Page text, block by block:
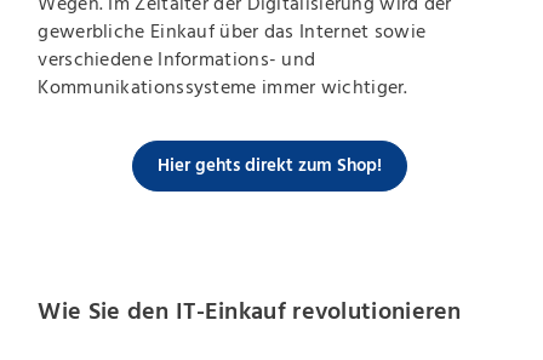
gewerbliche Einkauf über das Internet sowie
verschiedene Informations- und
Kommunikationssysteme immer wichtiger.
Hier gehts direkt zum Shop!
Wie Sie den IT-Einkauf revolutionieren